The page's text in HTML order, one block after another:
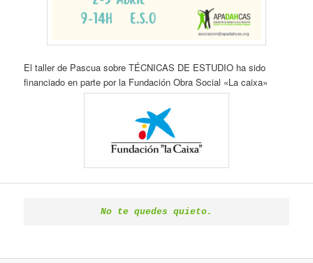
El taller de Pascua sobre TÉCNICAS DE ESTUDIO ha sido
financiado en parte por la Fundación Obra Social «La caixa»
No te quedes quieto.